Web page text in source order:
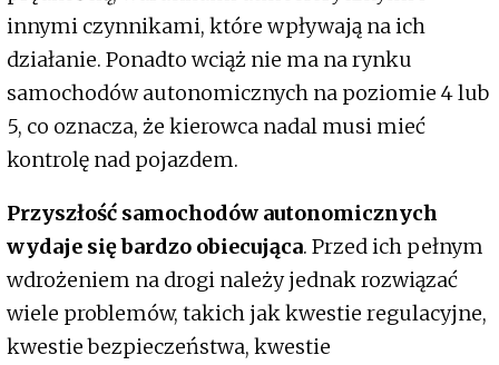
innymi czynnikami, które wpływają na ich
działanie. Ponadto wciąż nie ma na rynku
samochodów autonomicznych na poziomie 4 lub
5, co oznacza, że kierowca nadal musi mieć
kontrolę nad pojazdem.
Przyszłość samochodów autonomicznych
wydaje się bardzo obiecująca. Przed ich pełnym
wdrożeniem na drogi należy jednak rozwiązać
wiele problemów, takich jak kwestie regulacyjne,
kwestie bezpieczeństwa, kwestie